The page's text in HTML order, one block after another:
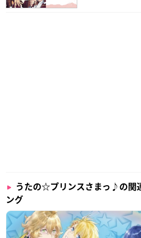
うたの☆プリンスさまっ♪の関
ング